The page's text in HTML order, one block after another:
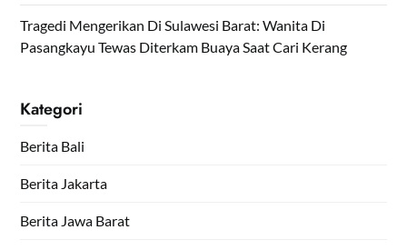
Tragedi Mengerikan Di Sulawesi Barat: Wanita Di
Pasangkayu Tewas Diterkam Buaya Saat Cari Kerang
Kategori
Berita Bali
Berita Jakarta
Berita Jawa Barat